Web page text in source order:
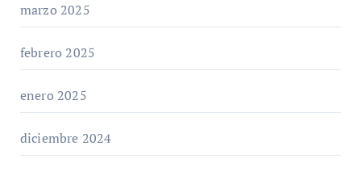
marzo 2025
febrero 2025
enero 2025
diciembre 2024